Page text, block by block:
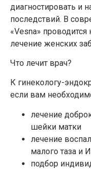
диагностировать и
последствий. В
«Vesna»
лечение женских
Что лечит врач?
К гинекологу-
если вам
лечение
шейки матки
лечение
малого таза и
подбор